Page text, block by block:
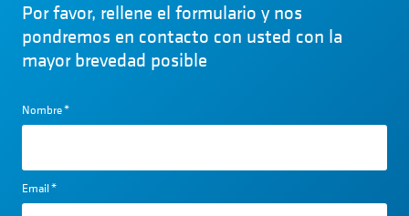
Por favor, rellene el formulario y nos
pondremos en contacto con usted con la
mayor brevedad posible
Nombre*
Email*